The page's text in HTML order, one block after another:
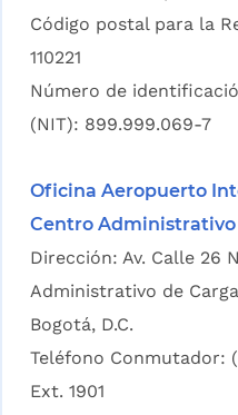
Código postal para la
110221
Número de
(NIT): 899.999.069-7
Oficina Aeropuerto
Centro Administrativo
Dirección: Av. Calle 26
Administrativo de
Bogotá, D.C.
Teléfono Conmutador:
Ext. 1901